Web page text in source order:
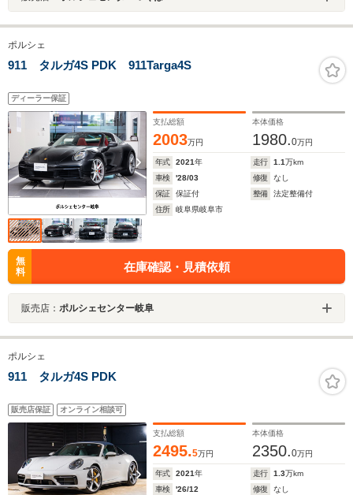
ポルシェ
911 タルガ4S PDK 911Targa4S
ディーラー保証
支払総額
2003万円
本体価格
1980.0万円
年式 2021年 走行 1.1万km
車検
'28/03 修復
なし
保証
保証付 整備
法定整備付
住所
岐阜県岐阜市
無
料
在庫確認・見積依頼
販売店： ポルシェセンター岐阜
ポルシェ
911 タルガ4S PDK
販売店保証 オンライン相談可
支払総額
2495.5万円
本体価格
2350.0万円
年式 2021年 走行 1.3万km
車検
'26/12 修復
なし